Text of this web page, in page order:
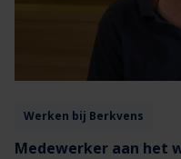
Werken bij Berkvens
Medewerker aan het